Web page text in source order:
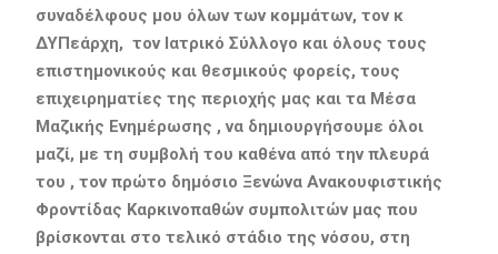
συναδέλφους μου όλων των κομμάτων, τον κ
ΔΥΠεάρχη, τον Ιατρικό Σύλλογο και όλους τους
επιστημονικούς και θεσμικούς φορείς, τους
επιχειρηματίες της περιοχής μας και τα Μέσα
Μαζικής Ενημέρωσης , να δημιουργήσουμε όλοι
μαζί, με τη συμβολή του καθένα από την πλευρά
του , τον πρώτο δημόσιο Ξενώνα Ανακουφιστικής
Φροντίδας Καρκινοπαθών συμπολιτών μας που
βρίσκονται στο τελικό στάδιο της νόσου, στη